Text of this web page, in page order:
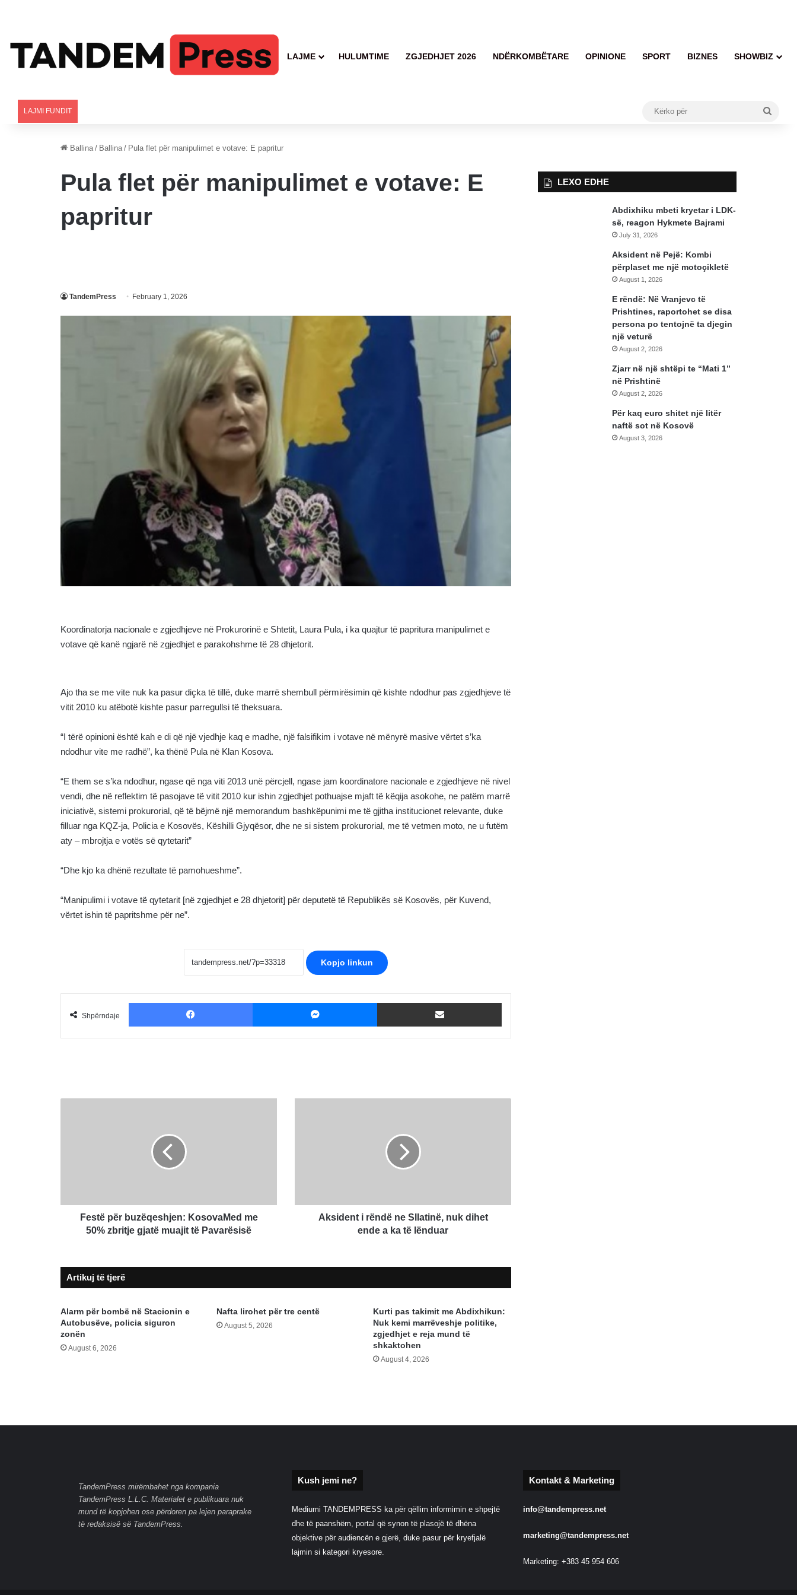
LAJME HULUMTIME ZGJEDHJET 2026 NDËRKOMBËTARE OPINIONE SPORT BIZNES SHOWBIZ
LAJMI FUNDIT
Ballina / Ballina / Pula flet për manipulimet e votave: E papritur
Pula flet për manipulimet e votave: E
papritur
TandemPress February 1, 2026
Koordinatorja nacionale e zgjedhjeve në Prokurorinë e Shtetit, Laura Pula, i ka quajtur të papritura manipulimet e
votave që kanë ngjarë në zgjedhjet e parakohshme të 28 dhjetorit.
Ajo tha se me vite nuk ka pasur diçka të tillë, duke marrë shembull përmirësimin që kishte ndodhur pas zgjedhjeve të
vitit 2010 ku atëbotë kishte pasur parregullsi të theksuara.
“I tërë opinioni është kah e di që një vjedhje kaq e madhe, një falsifikim i votave në mënyrë masive vërtet s’ka
ndodhur vite me radhë”, ka thënë Pula në Klan Kosova.
“E them se s’ka ndodhur, ngase që nga viti 2013 unë përcjell, ngase jam koordinatore nacionale e zgjedhjeve në nivel
vendi, dhe në reflektim të pasojave të vitit 2010 kur ishin zgjedhjet pothuajse mjaft të këqija asokohe, ne patëm marrë
iniciativë, sistemi prokurorial, që të bëjmë një memorandum bashkëpunimi me të gjitha institucionet relevante, duke
filluar nga KQZ-ja, Policia e Kosovës, Këshilli Gjyqësor, dhe ne si sistem prokurorial, me të vetmen moto, ne u futëm
aty – mbrojtja e votës së qytetarit”
“Dhe kjo ka dhënë rezultate të pamohueshme”.
“Manipulimi i votave të qytetarit [në zgjedhjet e 28 dhjetorit] për deputetë të Republikës së Kosovës, për Kuvend,
vërtet ishin të papritshme për ne”.
Kopjo linkun
Shpërndaje
Facebook Messenger Shpërndaje me Email
muajit
Pavarësisë
Festë për buzëqeshjen: KosovaMed me
50% zbritje gjatë muajit të Pavarësisë
a
Aksident i rëndë ne Sllatinë, nuk dihet
ende a ka të lënduar
Artikuj të tjerë
Alarm për bombë në Stacionin e
Autobusëve, policia siguron
zonën
August 6, 2026
Nafta lirohet për tre centë
August 5, 2026
Kurti pas takimit me Abdixhikun:
Nuk kemi marrëveshje politike,
zgjedhjet e reja mund të
shkaktohen
August 4, 2026
LEXO EDHE
Abdixhiku mbeti kryetar i LDK-
së, reagon Hykmete Bajrami
July 31, 2026
Aksident në Pejë: Kombi
përplaset me një motoçikletë
August 1, 2026
E rëndë: Në Vranjevc të
Prishtines, raportohet se disa
persona po tentojnë ta djegin
një veturë
August 2, 2026
Zjarr në një shtëpi te “Mati 1”
në Prishtinë
August 2, 2026
Për kaq euro shitet një litër
naftë sot në Kosovë
August 3, 2026
TandemPress mirëmbahet nga kompania
TandemPress L.L.C. Materialet e publikuara nuk
mund të kopjohen ose përdoren pa lejen paraprake
të redaksisë së TandemPress.
Kush jemi ne?
Mediumi TANDEMPRESS ka për qëllim informimin e shpejtë
dhe të paanshëm, portal që synon të plasojë të dhëna
objektive për audiencën e gjerë, duke pasur për kryefjalë
lajmin si kategori kryesore.
Kontakt & Marketing
info@tandempress.net
marketing@tandempress.net
Marketing: +383 45 954 606